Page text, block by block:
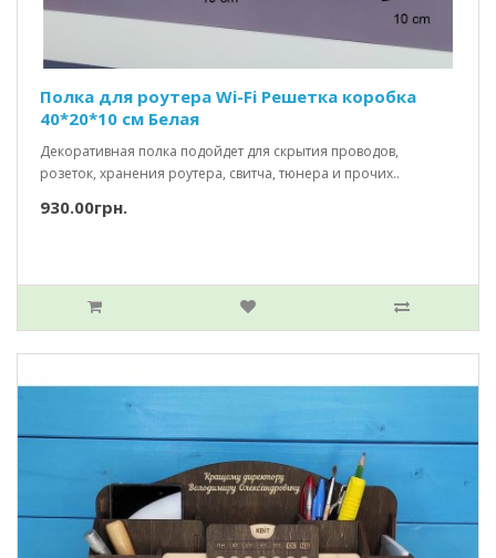
Полка для роутера Wi-Fi Решетка коробка
40*20*10 см Белая
Декоративная полка подойдет для скрытия проводов,
розеток, хранения роутера, свитча, тюнера и прочих..
930.00грн.